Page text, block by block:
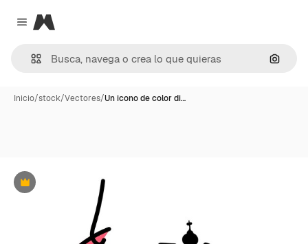
Close menu
Magnific
Inicio/stock/Vectores/Un icono de color di…
Premium